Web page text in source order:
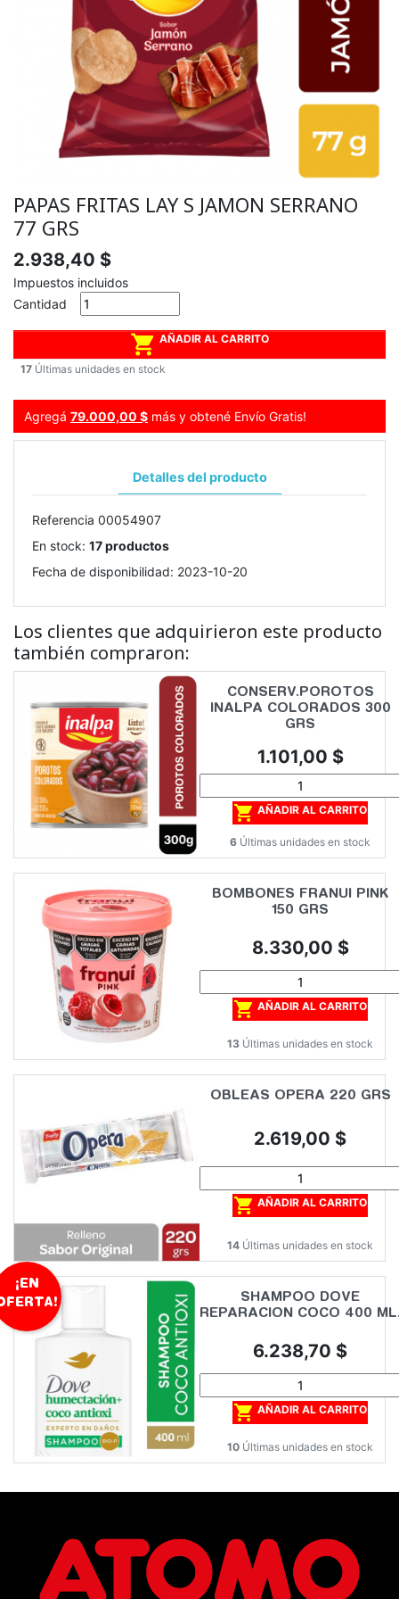
PAPAS FRITAS LAY S JAMON SERRANO
77 GRS
2.938,40 $
Impuestos incluidos
Cantidad
 AÑADIR AL CARRITO
17 Últimas unidades en stock
Agregá 79.000,00 $ más y obtené Envío Gratis!
Detalles del producto
Referencia 00054907
En stock: 17 productos
Fecha de disponibilidad: 2023-10-20
Los clientes que adquirieron este producto
también compraron:
CONSERV.POROTOS
INALPA COLORADOS 300
GRS
Precio
1.101,00 $
 AÑADIR AL CARRITO
6 Últimas unidades en stock
BOMBONES FRANUI PINK
150 GRS
Precio
8.330,00 $
 AÑADIR AL CARRITO
13 Últimas unidades en stock
OBLEAS OPERA 220 GRS
Precio
2.619,00 $
 AÑADIR AL CARRITO
14 Últimas unidades en stock
SHAMPOO DOVE
REPARACION COCO 400
Precio
6.238,70 $
 AÑADIR AL CARRITO
10 Últimas unidades en stock
¡EN